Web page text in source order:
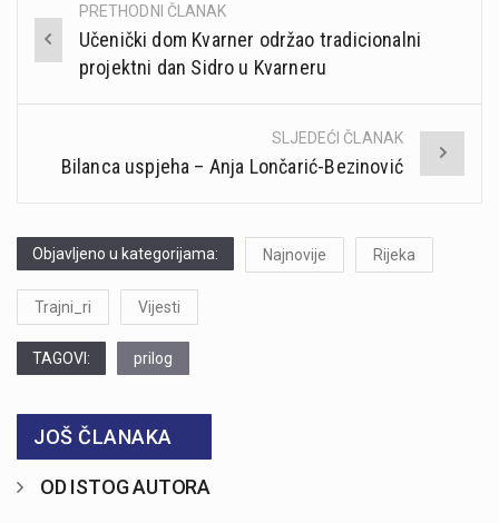
Post
navigation
PRETHODNI ČLANAK
Učenički dom Kvarner održao tradicionalni
projektni dan Sidro u Kvarneru
SLJEDEĆI ČLANAK
Bilanca uspjeha – Anja Lončarić-Bezinović
Objavljeno u kategorijama: Najnovije Rijeka
Trajni_ri Vijesti
TAGOVI: prilog
JOŠ ČLANAKA
OD ISTOG AUTORA